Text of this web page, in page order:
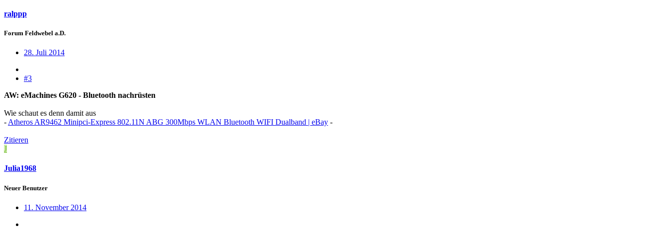
ralppp
Forum Feldwebel a.D.
28. Juli 2014
#3
AW: eMachines G620 - Bluetooth nachrüsten
Wie schaut es denn damit aus
- Atheros AR9462 Minipci-Express 802.11N ABG 300Mbps WLAN Bluetooth WIFI Dualband | eBay -
Zitieren
J
Julia1968
Neuer Benutzer
11. November 2014